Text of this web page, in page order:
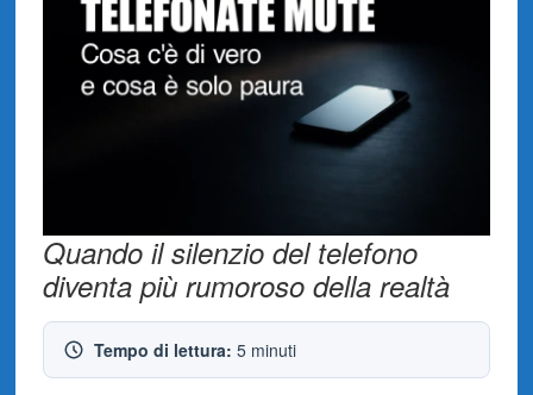
Quando il silenzio del telefono
diventa più rumoroso della realtà
Tempo di lettura: 5 minuti